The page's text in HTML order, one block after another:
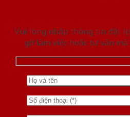
Vui lòng nhập thông tin đặt
gỡ làm việc hoăc tư vấn